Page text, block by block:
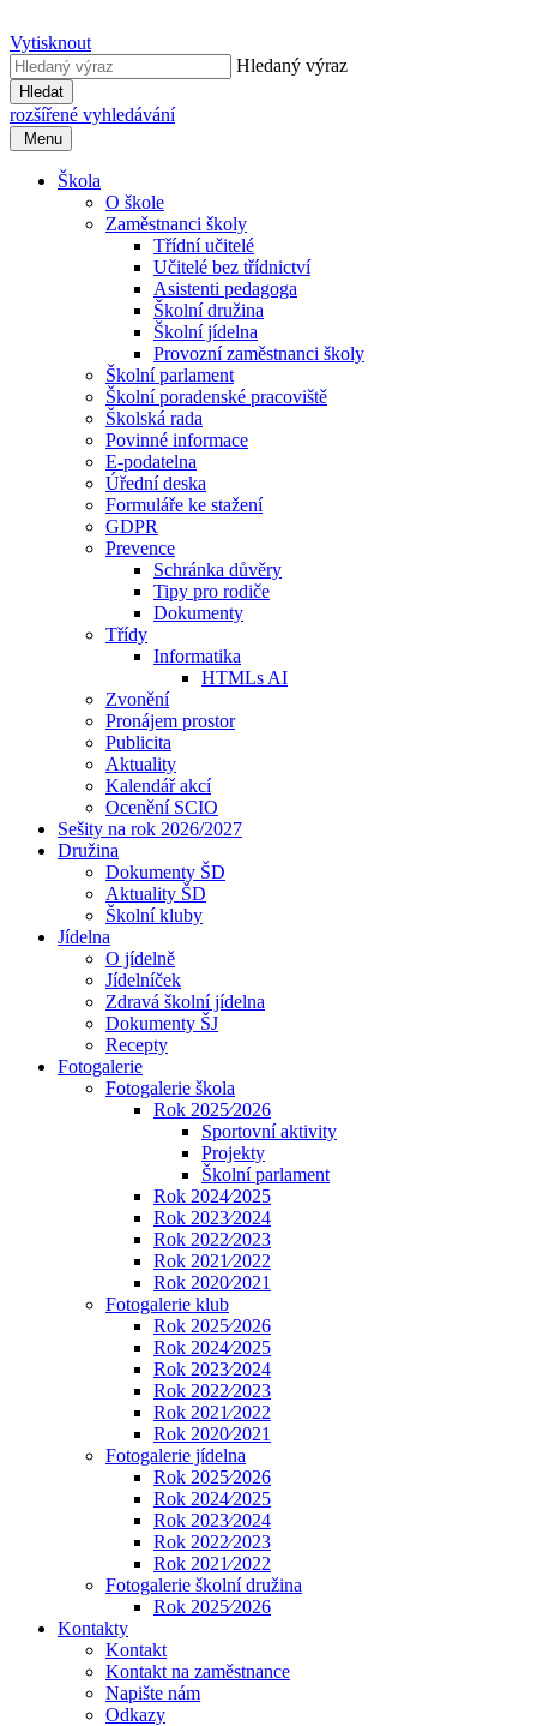
Vytisknout
Hledaný výraz
Hledat
rozšířené vyhledávání
Menu
Škola
O škole
Zaměstnanci školy
Třídní učitelé
Učitelé bez třídnictví
Asistenti pedagoga
Školní družina
Školní jídelna
Provozní zaměstnanci školy
Školní parlament
Školní poradenské pracoviště
Školská rada
Povinné informace
E-podatelna
Úřední deska
Formuláře ke stažení
GDPR
Prevence
Schránka důvěry
Tipy pro rodiče
Dokumenty
Třídy
Informatika
HTMLs AI
Zvonění
Pronájem prostor
Publicita
Aktuality
Kalendář akcí
Ocenění SCIO
Sešity na rok 2026/2027
Družina
Dokumenty ŠD
Aktuality ŠD
Školní kluby
Jídelna
O jídelně
Jídelníček
Zdravá školní jídelna
Dokumenty ŠJ
Recepty
Fotogalerie
Fotogalerie škola
Rok 2025⁄2026
Sportovní aktivity
Projekty
Školní parlament
Rok 2024⁄2025
Rok 2023⁄2024
Rok 2022⁄2023
Rok 2021⁄2022
Rok 2020⁄2021
Fotogalerie klub
Rok 2025⁄2026
Rok 2024⁄2025
Rok 2023⁄2024
Rok 2022⁄2023
Rok 2021⁄2022
Rok 2020⁄2021
Fotogalerie jídelna
Rok 2025⁄2026
Rok 2024⁄2025
Rok 2023⁄2024
Rok 2022⁄2023
Rok 2021⁄2022
Fotogalerie školní družina
Rok 2025⁄2026
Kontakty
Kontakt
Kontakt na zaměstnance
Napište nám
Odkazy